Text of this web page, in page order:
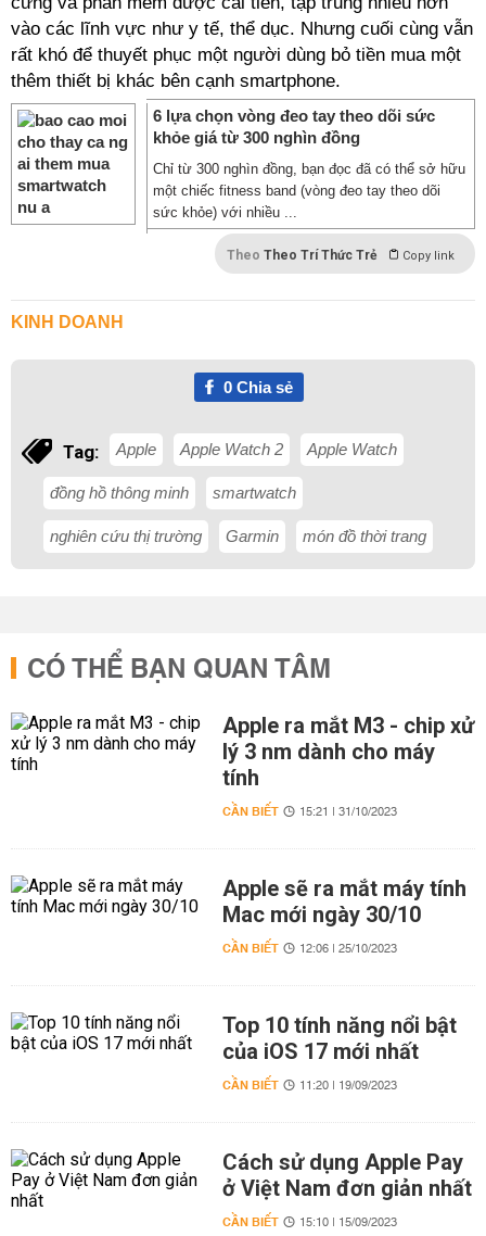
vào các lĩnh vực như y tế, thể dục. Nhưng cuối cùng vẫn
rất khó để thuyết phục một người dùng bỏ tiền mua một
thêm thiết bị khác bên cạnh smartphone.
6 lựa chọn vòng đeo tay theo dõi sức
khỏe giá từ 300 nghìn đồng
Chỉ từ 300 nghìn đồng, bạn đọc đã có thể sở hữu
một chiếc fitness band (vòng đeo tay theo dõi
sức khỏe) với nhiều ...
Theo Theo Trí Thức Trẻ Copy link
KINH DOANH
0Chia sẻ
Tag: Apple Apple Watch 2 Apple Watch
đồng hồ thông minh smartwatch
nghiên cứu thị trường Garmin món đồ thời trang
CÓ THỂ BẠN QUAN TÂM
Apple ra mắt M3 - chip xử
lý 3 nm dành cho máy
tính
CẦN BIẾT 15:21 | 31/10/2023
Apple sẽ ra mắt máy tính
Mac mới ngày 30/10
CẦN BIẾT 12:06 | 25/10/2023
Top 10 tính năng nổi bật
của iOS 17 mới nhất
CẦN BIẾT 11:20 | 19/09/2023
Cách sử dụng Apple Pay
ở Việt Nam đơn giản nhất
CẦN BIẾT 15:10 | 15/09/2023